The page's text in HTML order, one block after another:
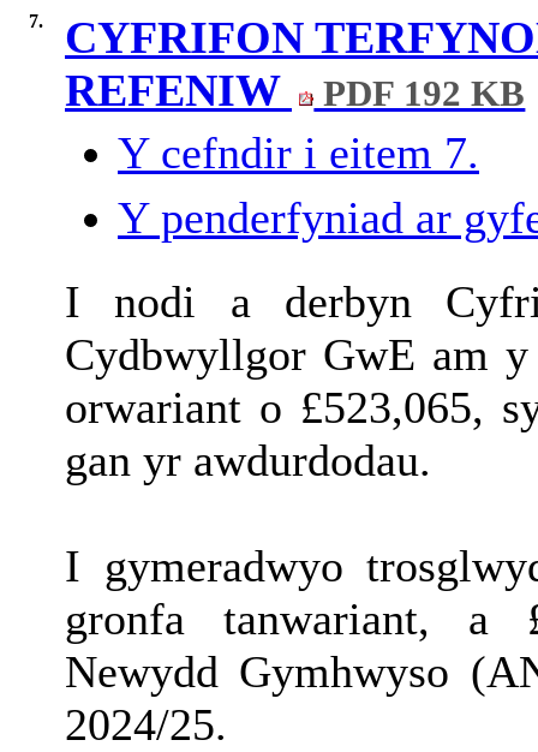
7.
CYFRIFON
REFENIW
PDF 192 KB
Y cefndir i eitem 7.
Y penderfyniad ar
I nodi a derbyn
Cydbwyllgor GwE am
orwariant o £523,065,
gan yr awdurdodau.
I gymeradwyo
gronfa tanwariant, a
Newydd Gymhwyso
2024/25.